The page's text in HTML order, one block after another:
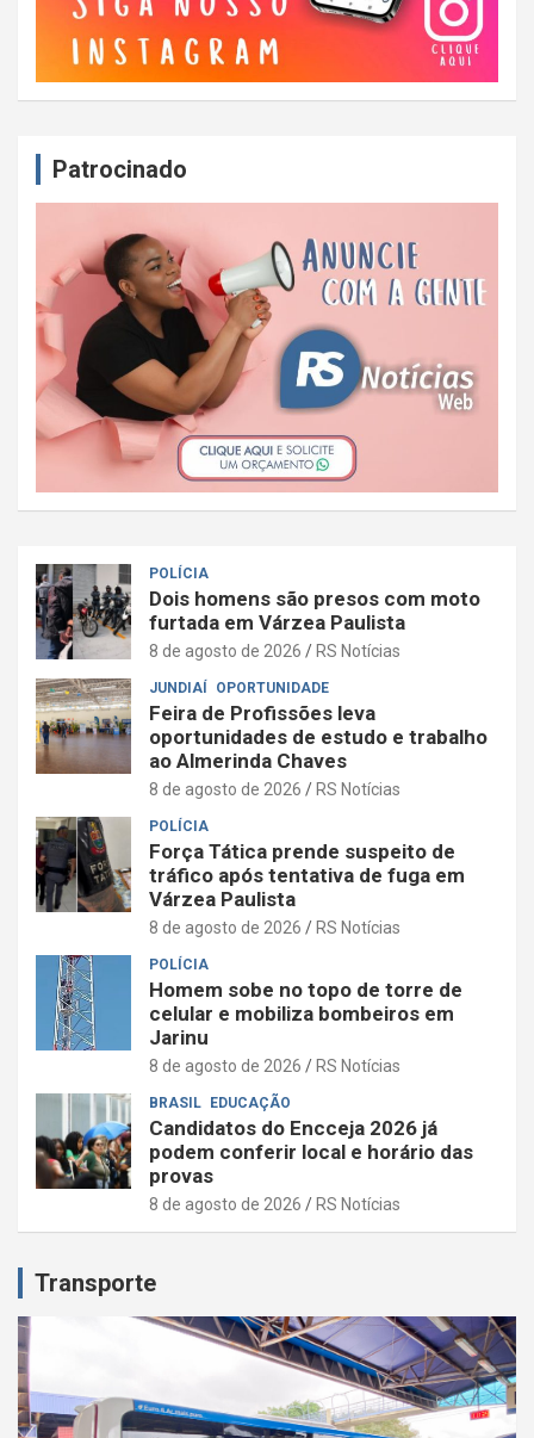
Patrocinado
POLÍCIA
Dois homens são presos com moto
furtada em Várzea Paulista
8 de agosto de 2026 RS Notícias
JUNDIAÍ OPORTUNIDADE
Feira de Profissões leva
oportunidades de estudo e trabalho
ao Almerinda Chaves
8 de agosto de 2026 RS Notícias
POLÍCIA
Força Tática prende suspeito de
tráfico após tentativa de fuga em
Várzea Paulista
8 de agosto de 2026 RS Notícias
POLÍCIA
Homem sobe no topo de torre de
celular e mobiliza bombeiros em
Jarinu
8 de agosto de 2026 RS Notícias
BRASIL EDUCAÇÃO
Candidatos do Encceja 2026 já
podem conferir local e horário das
provas
8 de agosto de 2026 RS Notícias
Transporte